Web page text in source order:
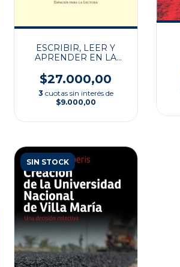
ESCRIBIR, LEER Y
APRENDER EN LA
$27.000,00
3 cuotas sin interés de
$9.000,00
SIN STOCK